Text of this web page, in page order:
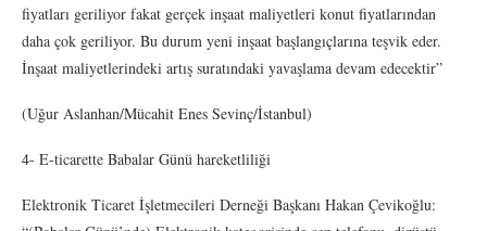
fiyatları geriliyor fakat gerçek inşaat maliyetleri konut fiyatlarından
daha çok geriliyor. Bu durum yeni inşaat başlangıçlarına teşvik eder.
İnşaat maliyetlerindeki artış suratındaki yavaşlama devam edecektir”
(Uğur Aslanhan/Mücahit Enes Sevinç/İstanbul)
4- E-ticarette Babalar Günü hareketliliği
Elektronik Ticaret İşletmecileri Derneği Başkanı Hakan Çevikoğlu: